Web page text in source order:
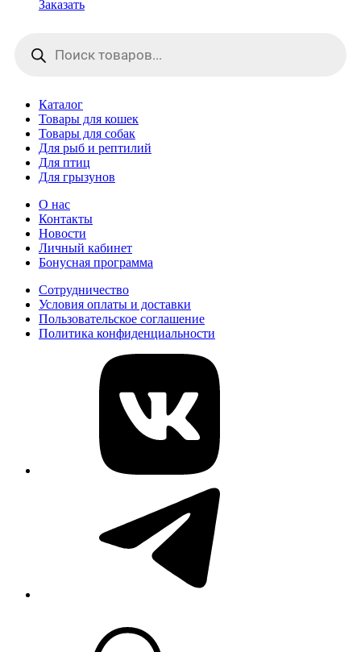
Заказать
товаров
Каталог
Товары для кошек
Товары для собак
Для рыб и рептилий
Для птиц
Для грызунов
О нас
Контакты
Новости
Личный кабинет
Бонусная программа
Сотрудничество
Условия оплаты и доставки
Пользовательское соглашение
Политика конфиденциальности